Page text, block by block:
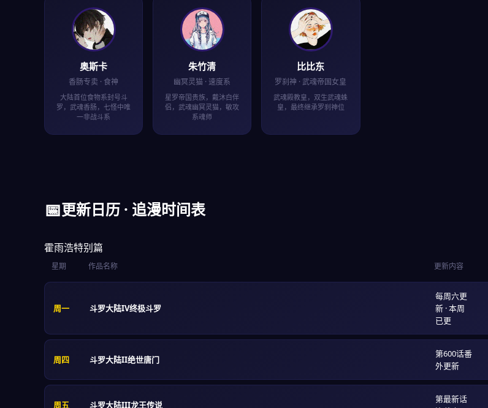
奥斯卡
香肠专卖 · 食神
大陆首位食物系封号斗
罗，武魂香肠，七怪中唯
一非战斗系
朱竹清
幽冥灵猫 · 速度系
星罗帝国贵族，戴沐白伴
侣，武魂幽冥灵猫，敏攻
系魂师
比比东
罗刹神 · 武魂帝国女皇
武魂殿教皇，双生武魂蛛
皇，最终继承罗刹神位
📅更新日历 · 追漫时间表
霍雨浩特别篇
星期 作品名称 更新内容
周一 斗罗大陆IV终极斗罗
每周六更
新 · 本周
已更
周四 斗罗大陆II绝世唐门
第600话番
外更新
周五 斗罗大陆III龙王传说
第最新话